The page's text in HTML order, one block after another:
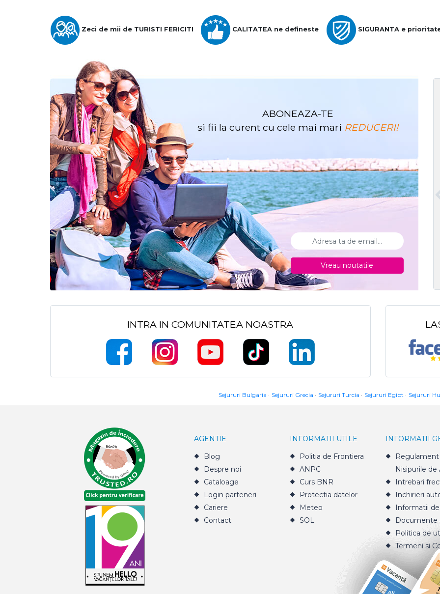
Zeci de mii de TURISTI FERICITI CALITATEA ne defineste SIGURANTA e
ABONEAZA-TE
si fii la curent cu cele mai mari REDUCERI!
Vreau noutatile
INTRA IN COMUNITATEA NOASTRA
Sejururi Bulgaria Sejururi Grecia Sejururi Turcia Sejururi Egipt Sejururi
AGENTIE
Blog
Despre noi
Cataloage
Login parteneri
Cariere
Contact
INFORMATII UTILE
Politia de Frontiera
ANPC
Curs BNR
Protectia datelor
Meteo
SOL
INFORMATII
Regulament
Nisipurile de
Intrebari
Inchirieri
Informatii
Documente
Politica de
Termeni si